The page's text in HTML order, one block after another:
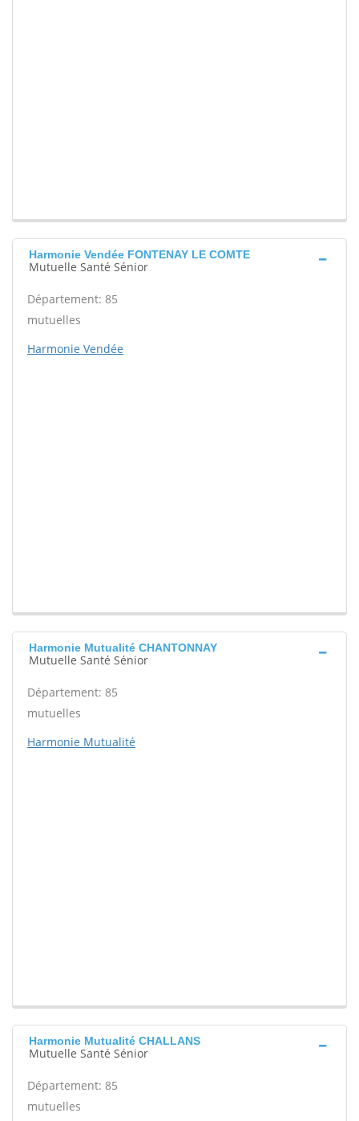
Harmonie Vendée FONTENAY LE COMTE
Mutuelle Santé Sénior
Département: 85
mutuelles
Harmonie Vendée
Harmonie Mutualité CHANTONNAY
Mutuelle Santé Sénior
Département: 85
mutuelles
Harmonie Mutualité
Harmonie Mutualité CHALLANS
Mutuelle Santé Sénior
Département: 85
mutuelles